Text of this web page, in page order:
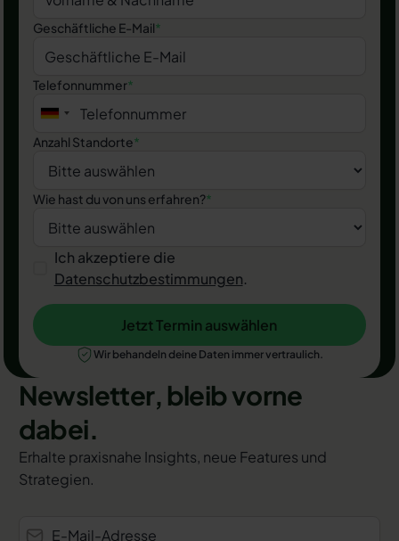
Geschäftliche E-Mail*
Telefonnummer*
Anzahl Standorte*
Wie hast du von uns erfahren?*
Ich akzeptiere die
Datenschutzbestimmungen.
Jetzt Termin auswählen
Jetzt Termin auswählen
Wir behandeln deine Daten immer vertraulich.
Newsletter, bleib vorne
dabei.
Erhalte praxisnahe Insights, neue Features und
Strategien.